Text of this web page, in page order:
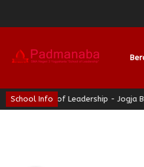
School Info
- School of Leadership - Jogja